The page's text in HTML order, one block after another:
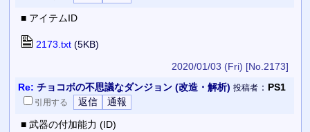
■ アイテムID
2173.txt(5KB)
2020/01/03 (Fri) [No.2173]
Re: チョコボの不思議なダンジョン (改造・解析) 投稿者： PS1
引用する
■ 武器の付加能力 (ID)